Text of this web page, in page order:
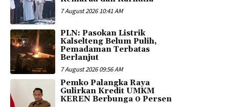
7 August 2026 10:41 AM
PLN: Pasokan Listrik
Kalselteng Belum Pulih,
Pemadaman Terbatas
Berlanjut
7 August 2026 09:56 AM
Pemko Palangka Raya
Gulirkan Kredit UMKM
KEREN Berbunga 0 Persen